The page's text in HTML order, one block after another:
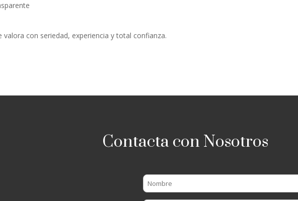
valora con seriedad, experiencia y total confianza.
Contacta con Nosotros